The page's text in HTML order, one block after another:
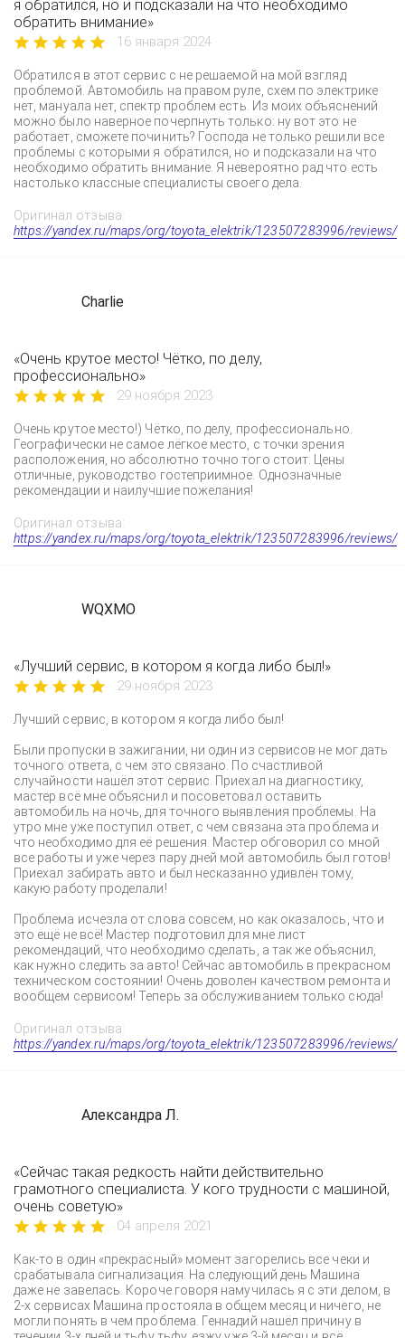
я обратился, но и подсказали на что необходимо
обратить внимание»
16 января 2024
Обратился в этот сервис с не решаемой на мой взгляд
проблемой. Автомобиль на правом руле, схем по электрике
нет, мануала нет, спектр проблем есть. Из моих объяснений
можно было наверное почерпнуть только: ну вот это не
работает, сможете починить? Господа не только решили все
проблемы с которыми я обратился, но и подсказали на что
необходимо обратить внимание. Я невероятно рад что есть
настолько классные специалисты своего дела.
Оригинал отзыва:
https://yandex.ru/maps/org/toyota_elektrik/123507283996/reviews/
Charlie
«Очень крутое место! Чётко, по делу,
профессионально»
29 ноября 2023
Очень крутое место!) Чётко, по делу, профессионально.
Географически не самое лёгкое место, с точки зрения
расположения, но абсолютно точно того стоит. Цены
отличные, руководство гостеприимное. Однозначные
рекомендации и наилучшие пожелания!
Оригинал отзыва:
https://yandex.ru/maps/org/toyota_elektrik/123507283996/reviews/
WQXMO
«Лучший сервис, в котором я когда либо был!»
29 ноября 2023
Лучший сервис, в котором я когда либо был!
Были пропуски в зажигании, ни один из сервисов не мог дать
точного ответа, с чем это связано. По счастливой
случайности нашёл этот сервис. Приехал на диагностику,
мастер всё мне объяснил и посоветовал оставить
автомобиль на ночь, для точного выявления проблемы. На
утро мне уже поступил ответ, с чем связана эта проблема и
что необходимо для её решения. Мастер обговорил со мной
все работы и уже через пару дней мой автомобиль был готов!
Приехал забирать авто и был несказанно удивлён тому,
какую работу проделали!
Проблема исчезла от слова совсем, но как оказалось, что и
это ещё не всё! Мастер подготовил для мне лист
рекомендаций, что необходимо сделать, а так же объяснил,
как нужно следить за авто! Сейчас автомобиль в прекрасном
техническом состоянии! Очень доволен качеством ремонта и
вообщем сервисом! Теперь за обслуживанием только сюда!
Оригинал отзыва:
https://yandex.ru/maps/org/toyota_elektrik/123507283996/reviews/
Александра Л.
«Сейчас такая редкость найти действительно
грамотного специалиста. У кого трудности с машиной,
очень советую»
04 апреля 2021
Как-то в один «прекрасный» момент загорелись все чеки и
срабатывала сигнализация. На следующий день Машина
даже не завелась. Короче говоря намучилась я с эти делом, в
2-х сервисах Машина простояла в общем месяц и ничего, не
могли понять в чем проблема. Геннадий нашёл причину в